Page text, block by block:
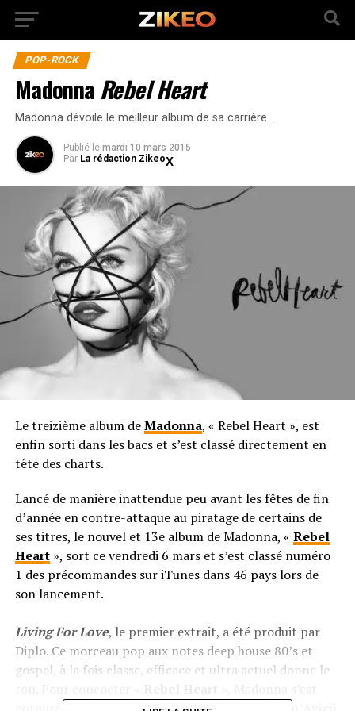
POP-ROCK
Madonna Rebel Heart
Madonna dévoile le meilleur album de sa carrière…
Publié le mardi 10 mars 2015
Par La rédaction Zikeo
Le treizième album deMadonna, « Rebel Heart », est
enfin sorti dans les bacs et s’est classé directement en
tête des charts.
Lancé de manière inattendue peu avant les fêtes de fin
d’année en contre-attaque au piratage de certains de
ses titres, le nouvel et 13e album de Madonna, « Rebel
Heart», sort ce vendredi 6 mars et s’est classé numéro
1 des précommandes sur iTunes dans 46 pays lors de
son lancement.
Living For Love, le premier extrait, a été produit par
Diplo. Ce morceau pop aux notes deep house 80’s et
gospel, à la fois classe, efficace et ultra actuel donne le